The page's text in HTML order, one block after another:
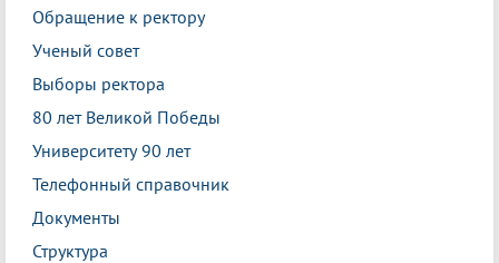
Обращение к ректору
Ученый совет
Выборы ректора
80 лет Великой Победы
Университету 90 лет
Телефонный справочник
Документы
Структура